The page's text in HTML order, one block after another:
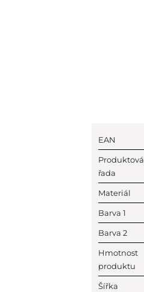
EAN
Produktová
řada
Materiál
Barva 1
Barva 2
Hmotnost
produktu
Šířka